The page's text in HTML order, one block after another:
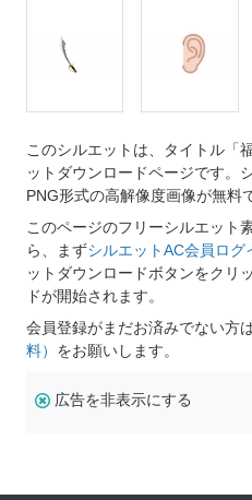
このシルエットは、タイトル「
ットダウンロードページです。
PNG形式の高解像度画像が無料
このページのフリーシルエット
ら、まずシルエットAC会員ログ
ットダウンロードボタンをクリ
ドが開始されます。
会員登録がまだお済みでない方は
料） をお願いします。
広告を非表示にする